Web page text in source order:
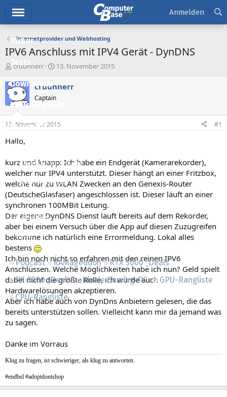
Ticker
Downloads
Preisvergleich
Forum
Aktuelles
Empfohlene Inhalte
Neue Beiträge
Neueste Aktivitäten
Leserartikel
Regeln
Podcast RAMageddon
RTX 5000 „Deals“
RX 9000 „Deals“
Ideale Gaming-PCs
GPU-Rangliste
CPU-Rangliste
Anmelden
Internetprovider und Webhosting
IPV6 Anschluss mit IPV4 Gerät - DynDNS
E
s
t
e
e
r
cruunnerr
E
s
e
l
t
13. November 2015
cruunnerr
Captain
13. November 2015 #1
Hallo,
kurz und knapp: Ich habe ein Endgerät (Kamerarekorder),
welcher nur IPV4 unterstützt. Dieser hängt an einer Fritzbox,
welche nur zu WLAN Zwecken an den Genexis-Router
(DeutscheGlasfaser) angeschlossen ist. Dieser läuft an einer
synchronen 100MBit Leitung.
Der eigene DynDNS Dienst läuft bereits auf dem Rekorder,
aber bei einem Versuch über die App auf diesen Zuzugreifen
bekomme ich natürlich eine Errormeldung. Lokal alles
bestens
Ich bin noch nicht so erfahren mit den reinen IPV6
Anschlüssen. Welche Möglichkeiten habe ich nun? Geld spielt
dabei nicht die größte Rolle, ich würde auch
Hardwarelösungen akzeptieren.
Aber ich habe auch von DynDns Anbietern gelesen, die das
bereits unterstützen sollen. Vielleicht kann mir da jemand was
zu sagen.
​Danke im Vorraus
Klug zu fragen, ist schwieriger, als klug zu antworten.
#endbsl #adoptdontshop